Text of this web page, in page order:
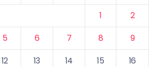
1
2
5 6 7 8
9
12 13 14 15
16